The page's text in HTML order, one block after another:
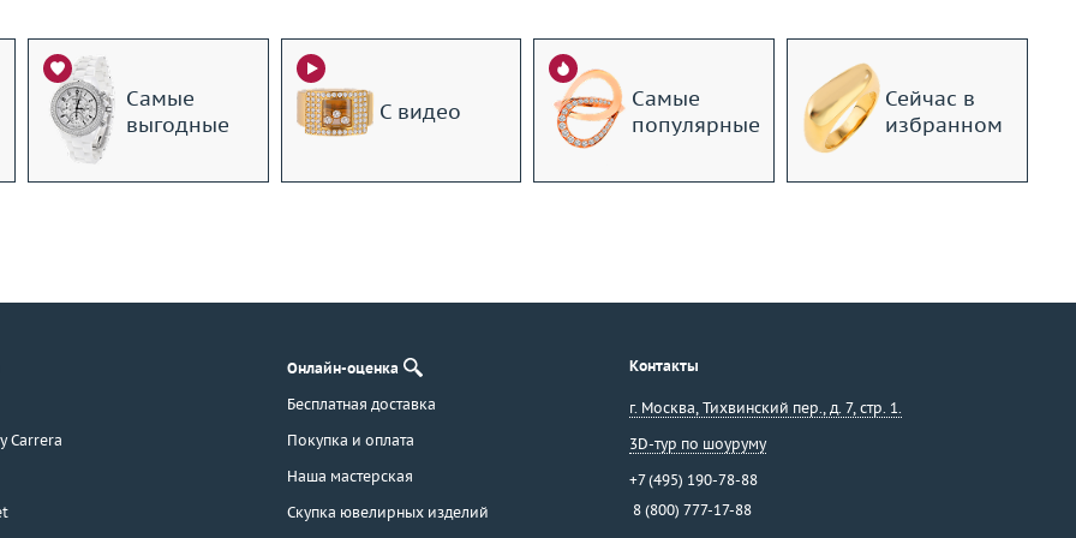
Самые
выгодные
С видео
Самые
популярные
Сейчас в
избранном
Carrera
Онлайн-оценка
Бесплатная доставка
Покупка и оплата
Наша мастерская
Скупка ювелирных изделий
Контакты
г. Москва, Тихвинский пер., д. 7, стр. 1.
3D-тур по шоуруму
+7 (495) 190-78-88
8 (800) 777-17-88